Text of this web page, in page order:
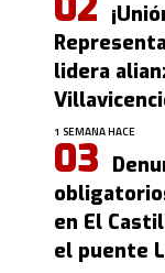
lidera
1 SEMANA HACE
en El
el puente